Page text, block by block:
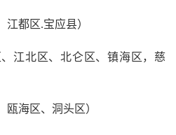
都区.宝应县）
江北区、北仑区、镇海区，慈
海区、洞头区）